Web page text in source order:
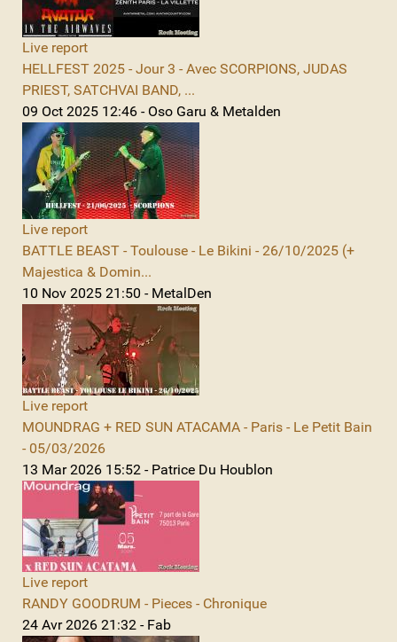
Live report
HELLFEST 2025 - Jour 3 - Avec SCORPIONS, JUDAS
PRIEST, SATCHVAI BAND, ...
09 Oct 2025 12:46 - Oso Garu & Metalden
Live report
BATTLE BEAST - Toulouse - Le Bikini - 26/10/2025 (+
Majestica & Domin...
10 Nov 2025 21:50 - MetalDen
Live report
MOUNDRAG + RED SUN ATACAMA - Paris - Le Petit Bain
- 05/03/2026
13 Mar 2026 15:52 - Patrice Du Houblon
Live report
RANDY GOODRUM - Pieces - Chronique
24 Avr 2026 21:32 - Fab